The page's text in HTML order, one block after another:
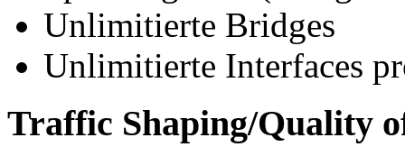
Unlimitierte Bridges
Unlimitierte Interfaces
Traffic Shaping/Quality